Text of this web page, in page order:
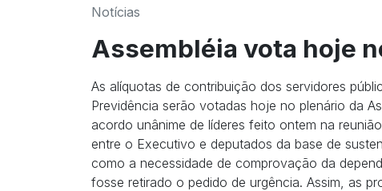
Notícias
Assembléia vota hoje
As alíquotas de contribuição dos servidores
Previdência serão votadas hoje no plenário da
acordo unânime de líderes feito ontem na
entre o Executivo e deputados da base de
como a necessidade de comprovação da
fosse retirado o pedido de urgência. Assim, as